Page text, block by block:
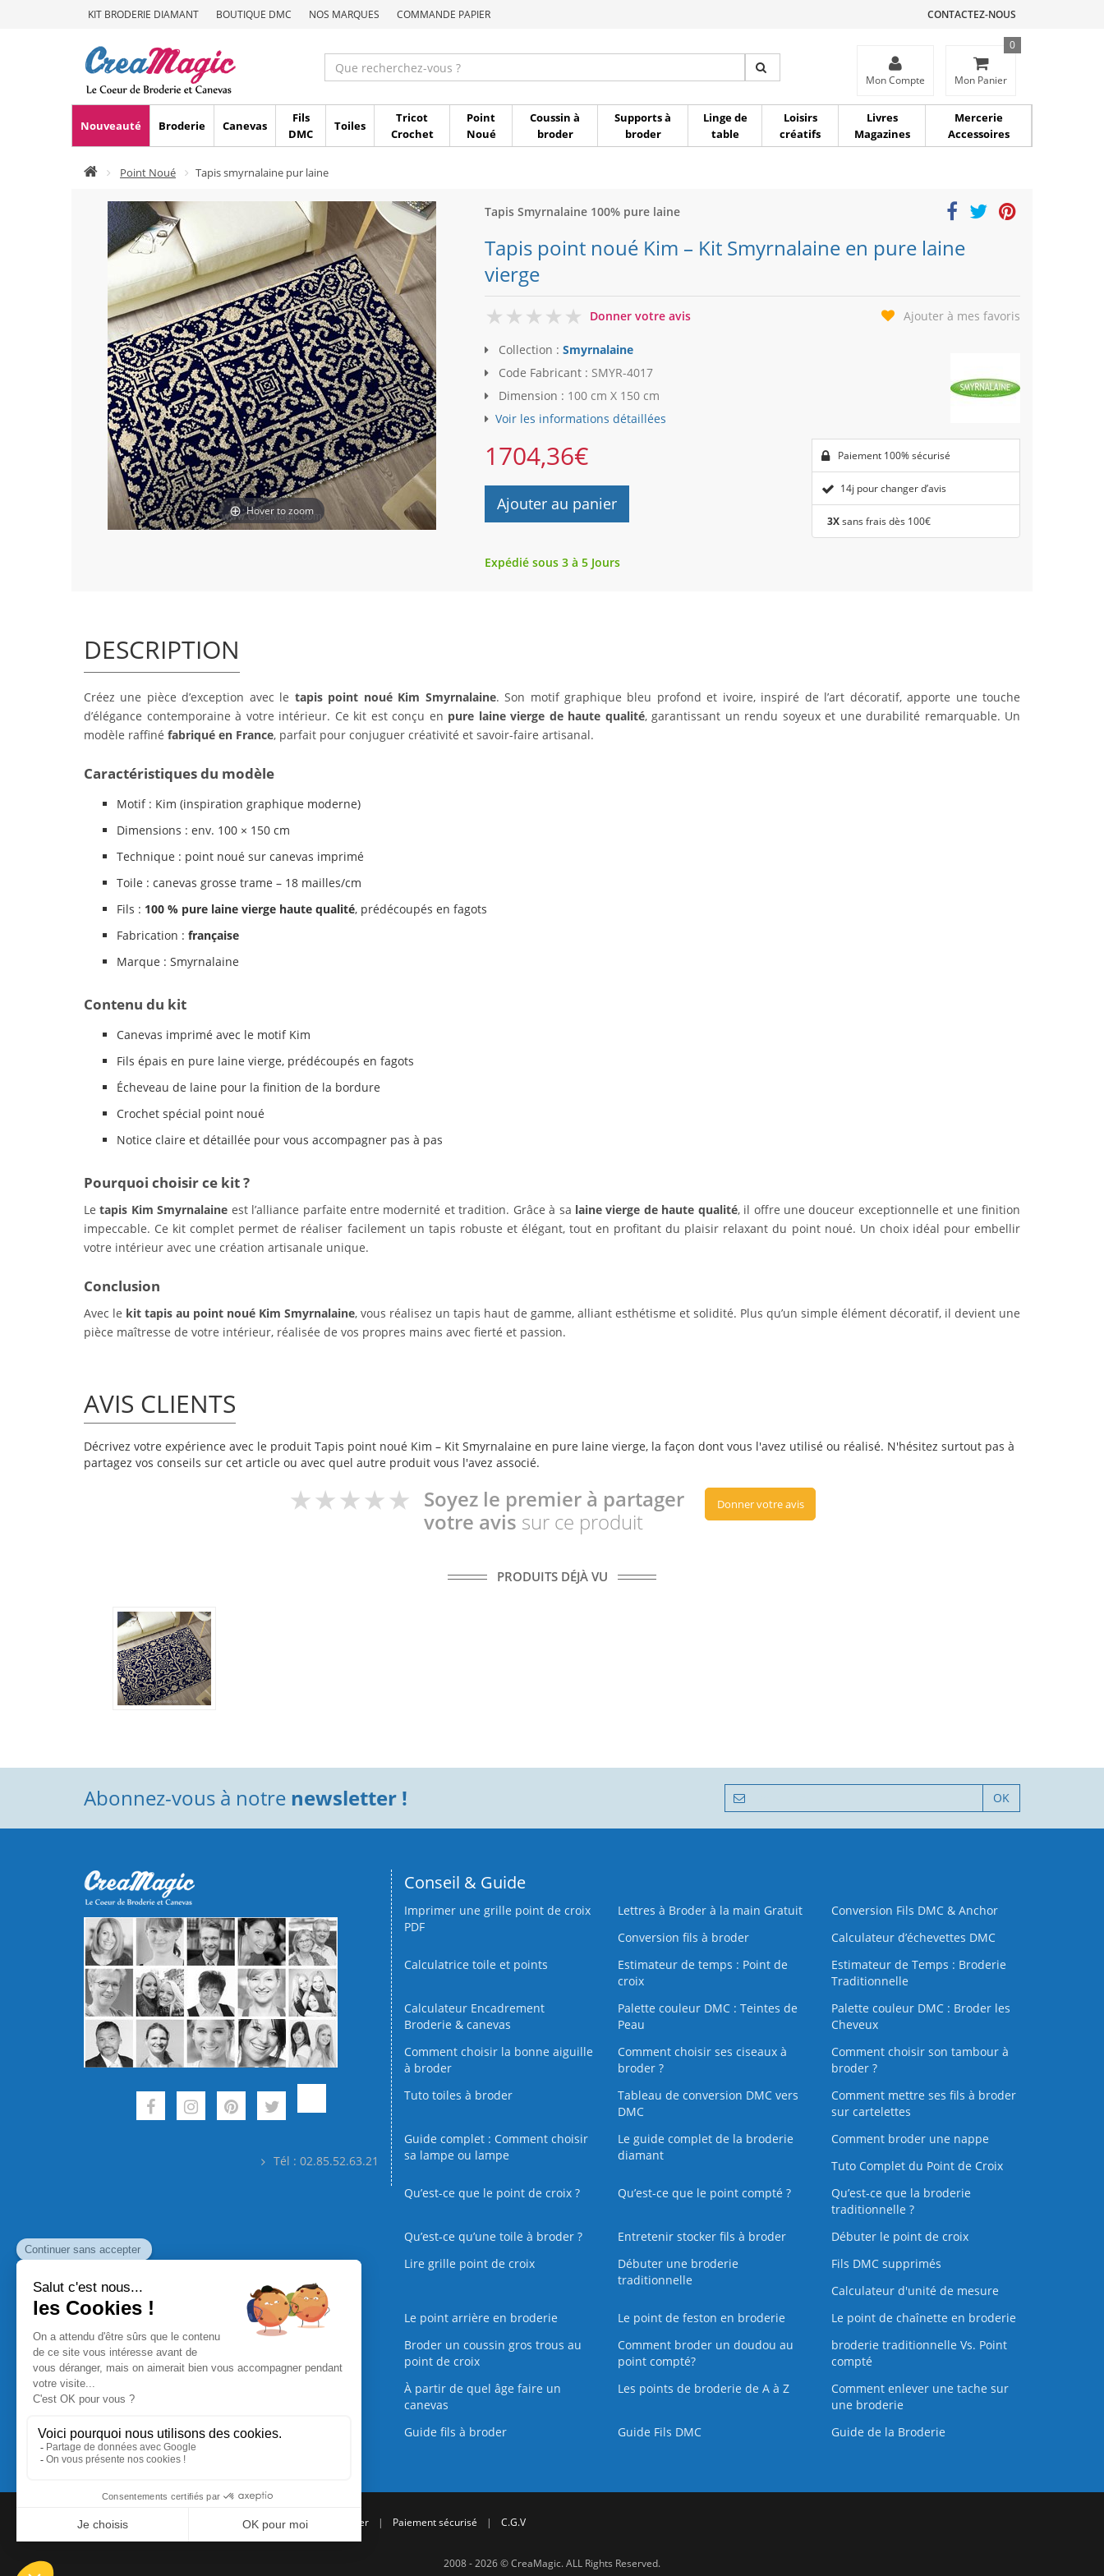
KIT BRODERIE DIAMANT BOUTIQUE DMC NOS MARQUES COMMANDE PAPIER CONTACTEZ-NOUS
Mon Compte Mon Panier
0
Nouveauté Broderie Canevas
Fils
DMC
Toiles
Tricot
Crochet
Point
Noué
Coussin à
broder
Supports à
broder
Linge de
table
Loisirs
créatifs
Livres
Magazines
Mercerie
Accessoires
Point Noué Tapis smyrnalaine pur laine
Hover to zoom
Tapis Smyrnalaine 100% pure laine
Tapis point noué Kim – Kit Smyrnalaine en pure laine
vierge
0
Donner votre avis Ajouter à mes favoris
Collection : Smyrnalaine
Code Fabricant : SMYR-4017
Dimension : 100 cm X 150 cm
Voir les informations détaillées
1704,36€
Ajouter au panier
Paiement 100% sécurisé
14j pour changer d’avis
3Xsans frais dès 100€
Expédié sous 3 à 5 Jours
DESCRIPTION
Créez une pièce d’exception avec le tapis point noué Kim Smyrnalaine. Son motif graphique bleu profond et ivoire, inspiré de l’art décoratif, apporte une touche
d’élégance contemporaine à votre intérieur. Ce kit est conçu en pure laine vierge de haute qualité, garantissant un rendu soyeux et une durabilité remarquable. Un
modèle raffiné fabriqué en France, parfait pour conjuguer créativité et savoir-faire artisanal.
Caractéristiques du modèle
Motif : Kim (inspiration graphique moderne)
Dimensions : env. 100 × 150 cm
Technique : point noué sur canevas imprimé
Toile : canevas grosse trame – 18 mailles/cm
Fils : 100 % pure laine vierge haute qualité, prédécoupés en fagots
Fabrication : française
Marque : Smyrnalaine
Contenu du kit
Canevas imprimé avec le motif Kim
Fils épais en pure laine vierge, prédécoupés en fagots
Écheveau de laine pour la finition de la bordure
Crochet spécial point noué
Notice claire et détaillée pour vous accompagner pas à pas
Pourquoi choisir ce kit ?
Letapis Kim Smyrnalaine est l’alliance parfaite entre modernité et tradition. Grâce à sa laine vierge de haute qualité, il offre une douceur exceptionnelle et une finition
impeccable. Ce kit complet permet de réaliser facilement un tapis robuste et élégant, tout en profitant du plaisir relaxant du point noué. Un choix idéal pour embellir
votre intérieur avec une création artisanale unique.
Conclusion
Avec le kit tapis au point noué Kim Smyrnalaine, vous réalisez un tapis haut de gamme, alliant esthétisme et solidité. Plus qu’un simple élément décoratif, il devient une
pièce maîtresse de votre intérieur, réalisée de vos propres mains avec fierté et passion.
AVIS CLIENTS
Décrivez votre expérience avec le produit Tapis point noué Kim – Kit Smyrnalaine en pure laine vierge, la façon dont vous l'avez utilisé ou réalisé. N'hésitez surtout pas à
partagez vos conseils sur cet article ou avec quel autre produit vous l'avez associé.
Soyez le premier à partager
votre avis sur ce produit
Donner votre avis
PRODUITS DÉJÀ VU
Abonnez-vous à notre newsletter ! OK
Tél : 02.85.52.63.21
Conseil & Guide
Imprimer une grille point de croix
PDF
Lettres à Broder à la main Gratuit
Conversion Fils DMC & Anchor
Conversion fils à broder
Calculateur d’échevettes DMC
Calculatrice toile et points
Estimateur de temps : Point de
croix
Estimateur de Temps : Broderie
Traditionnelle
Calculateur Encadrement
Broderie & canevas
Palette couleur DMC : Teintes de
Peau
Palette couleur DMC : Broder les
Cheveux
Comment choisir la bonne aiguille
à broder
Comment choisir ses ciseaux à
broder ?
Comment choisir son tambour à
broder ?
Tuto toiles à broder
Tableau de conversion DMC vers
DMC
Comment mettre ses fils à broder
sur cartelettes
Guide complet : Comment choisir
sa lampe ou lampe
Le guide complet de la broderie
diamant
Comment broder une nappe
Tuto Complet du Point de Croix
Qu’est-ce que le point de croix ?
Qu’est-ce que le point compté ?
Qu’est-ce que la broderie
traditionnelle ?
Qu’est‑ce qu’une toile à broder ?
Entretenir stocker fils à broder
Débuter le point de croix
Lire grille point de croix
Débuter une broderie
traditionnelle
Fils DMC supprimés
Calculateur d'unité de mesure
Le point arrière en broderie
Le point de feston en broderie
Le point de chaînette en broderie
Broder un coussin gros trous au
point de croix
Comment broder un doudou au
point compté?
broderie traditionnelle Vs. Point
compté
À partir de quel âge faire un
canevas
Les points de broderie de A à Z
Comment enlever une tache sur
une broderie
Guide fils à broder
Guide Fils DMC Guide de la Broderie
Commande Papier Qui sommes nous | Nous contacter | Paiement sécurisé | C.G.V
2008 - 2026 © CreaMagic. ALL Rights Reserved.